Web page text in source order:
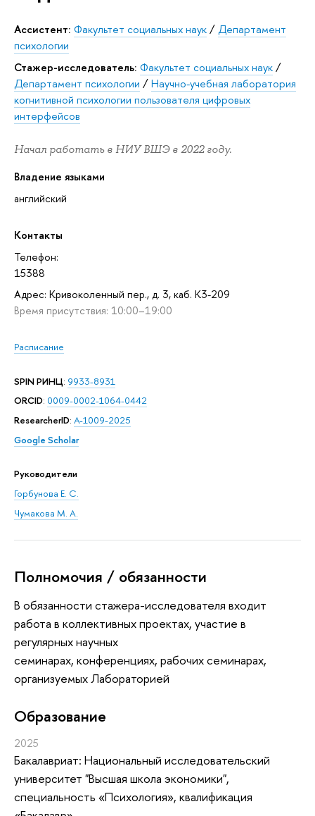
Ассистент: Факультет социальных наук/Департамент
психологии
Стажер-исследователь: Факультет социальных наук/
Департамент психологии /Научно-учебная лаборатория
когнитивной психологии пользователя цифровых
интерфейсов
Начал работать в НИУ ВШЭ в 2022 году.
Владение языками
английский
Контакты
Телефон:
15388
Адрес: Кривоколенный пер., д. 3, каб. К3-209
Время присутствия: 10:00–19:00
Расписание
SPIN РИНЦ: 9933-8931
ORCID: 0009-0002-1064-0442
ResearcherID: A-1009-2025
Google Scholar
Руководители
Горбунова Е. С.
Чумакова М. А.
Полномочия / обязанности
В обязанности стажера-исследователя входит
работа в коллективных проектах, участие в
регулярных научных
семинарах, конференциях, рабочих семинарах,
организуемых Лабораторией
Oбразование
2025
Бакалавриат: Национальный исследовательский
университет "Высшая школа экономики",
специальность «Психология», квалификация